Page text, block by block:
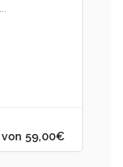
von 59,00€